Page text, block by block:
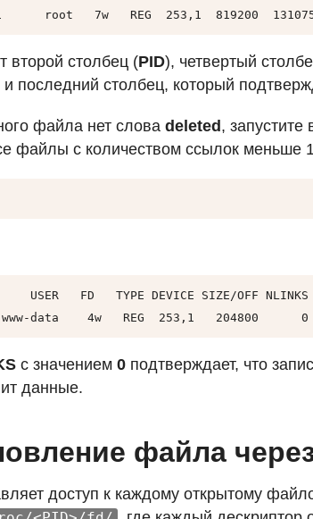
root   7w   REG  253,1  819200
второй столбец (PID), четвертый
и последний столбец, который
файла нет слова deleted , запустите
файлы с количеством ссылок меньше
USER   FD   TYPE DEVICE SIZE/OFF NLINKS
data    4w   REG  253,1   204800
с значением 0 подтверждает, что
данные.
файла
доступ к каждому открытому